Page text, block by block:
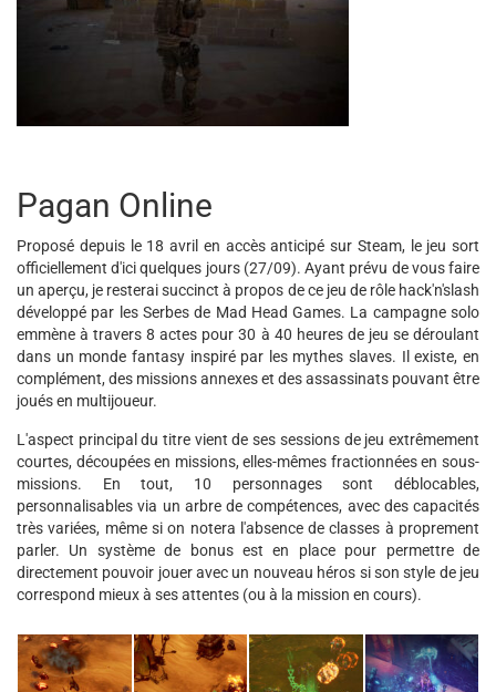
Pagan Online
Proposé depuis le 18 avril en accès anticipé sur Steam, le jeu sort
officiellement d'ici quelques jours (27/09). Ayant prévu de vous faire
un aperçu, je resterai succinct à propos de ce jeu de rôle hack'n'slash
développé par les Serbes de Mad Head Games. La campagne solo
emmène à travers 8 actes pour 30 à 40 heures de jeu se déroulant
dans un monde fantasy inspiré par les mythes slaves. Il existe, en
complément, des missions annexes et des assassinats pouvant être
joués en multijoueur.
L'aspect principal du titre vient de ses sessions de jeu extrêmement
courtes, découpées en missions, elles-mêmes fractionnées en sous-
missions. En tout, 10 personnages sont déblocables,
personnalisables via un arbre de compétences, avec des capacités
très variées, même si on notera l'absence de classes à proprement
parler. Un système de bonus est en place pour permettre de
directement pouvoir jouer avec un nouveau héros si son style de jeu
correspond mieux à ses attentes (ou à la mission en cours).